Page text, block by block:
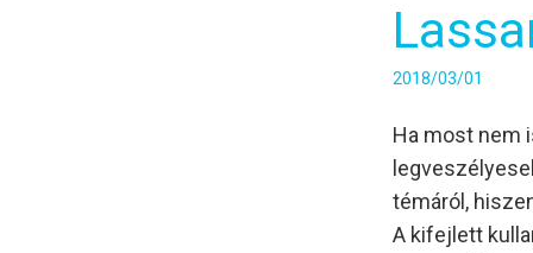
2018/03/01
Ha most nem
témáról,
A kifejlett